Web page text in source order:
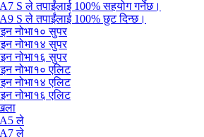
S ले तपाईंलाई 100% सहयोग गर्नेछ।
S ले तपाईंलाई 100% छुट दिन्छ।
नोभा१० सुपर
नोभा१४ सुपर
नोभा१६ सुपर
नोभा१० एलिट
नोभा१४ एलिट
नोभा१६ एलिट
ले
ले